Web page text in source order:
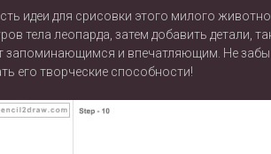
идеи для срисовки этого милого
леопарда, затем добавить детали,
запоминающимся и впечатляющим. Не
его творческие способности!